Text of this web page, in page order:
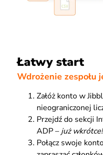
Łatwy start
Wdrożenie zespołu
Załóż konto w
nieograniczonej
Przejdź do sekcji
ADP – już wkrótce!
Połącz swoje